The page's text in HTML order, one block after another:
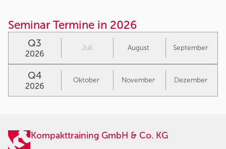
Seminar Termine in 2026
Q3
2026
Juli August September
Q4
2026
Oktober November Dezember
Kompakttraining GmbH & Co. KG